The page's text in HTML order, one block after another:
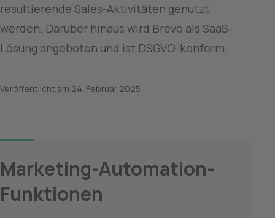
resultierende Sales-Aktivitäten genutzt
werden. Darüber hinaus wird Brevo als SaaS-
Lösung angeboten und ist DSGVO-konform.
Veröffentlicht am 24. Februar 2025
Marketing-Automation-
Funktionen